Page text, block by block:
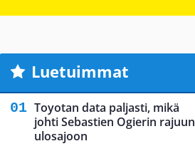
Luetuimmat
Toyotan data paljasti, mikä
johti Sebastien Ogierin rajuun
ulosajoon